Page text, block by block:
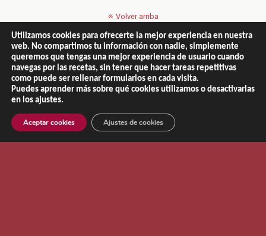
Volver arriba
Móvil Escritorio
Utilizamos cookies para ofrecerte la mejor experiencia en nuestra
web. No compartimos tu información con nadie, simplemente
queremos que tengas una mejor experiencia de usuario cuando
navegas por las recetas, sin tener que hacer tareas repetitivas
como puede ser rellenar formularios en cada visita.
Puedes aprender más sobre qué cookies utilizamos o desactivarlas
en los ajustes.
Aceptar cookies Ajustes de cookies
Copyright © 2013 - 2026 |
Aviso Legal
|Política de Privacidad| Política de Cookies